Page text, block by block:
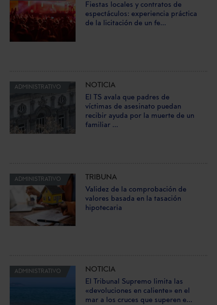
Fiestas locales y contratos de
espectáculos: experiencia práctica
de la licitación de un fe...
ADMINISTRATIVO
NOTICIA
El TS avala que padres de
víctimas de asesinato puedan
recibir ayuda por la muerte de un
familiar ...
ADMINISTRATIVO
TRIBUNA
Validez de la comprobación de
valores basada en la tasación
hipotecaria
ADMINISTRATIVO
NOTICIA
El Tribunal Supremo limita las
«devoluciones en caliente» en el
mar a los cruces que superen e...